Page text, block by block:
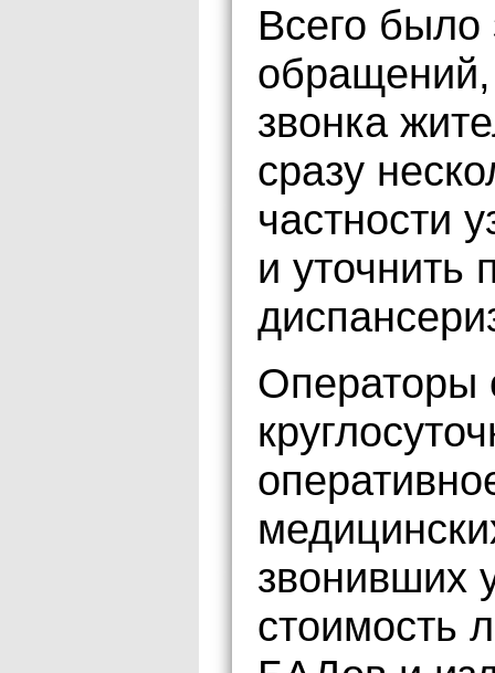
Всего было
обращений,
звонка
сразу
частности
и уточнить
Операторы
звонивших
стоимость